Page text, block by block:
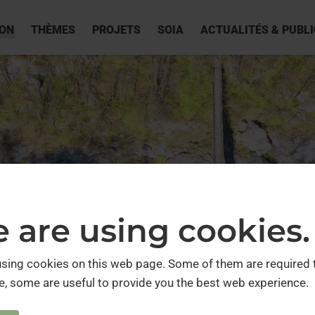
are using cookies.
cookies on this web page. Some of them are required
some are useful to provide you the best web experience.
are using cookies.
cookies on this web page. Some of them are required
some are useful to provide you the best web experience.
THÈMES PROJETS SOIA ACTUALITÉS &
permanent